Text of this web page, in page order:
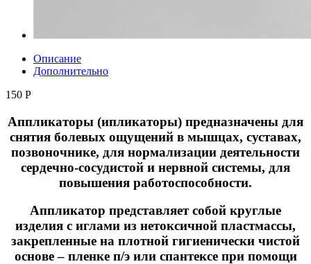
Описание
Дополнительно
150 Р
Аппликаторы (ипликаторы) предназначены для
снятия болевых ощущений в мышцах, суставах,
позвоночнике, для нормализации деятельности
сердечно-сосудистой и нервной системы, для
повышения работоспособности.
Аппликатор представляет собой круглые
изделия с иглами из нетоксичной пластмассы,
закрепленные на плотной гигиенически чистой
основе – пленке п/э или спантексе при помощи